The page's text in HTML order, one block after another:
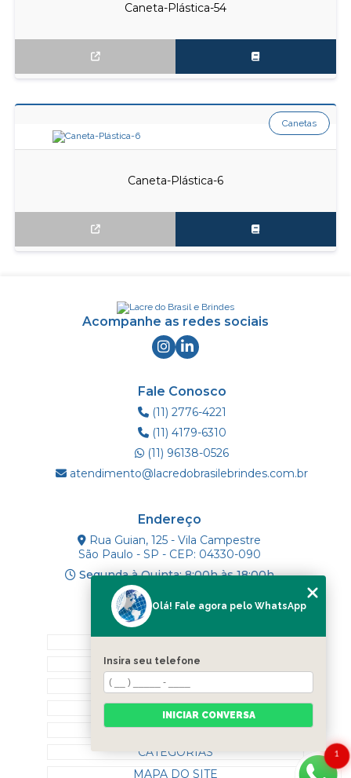
Caneta-Plástica-54
Caneta-Plástica-6
Canetas
Acompanhe as redes sociais
Fale Conosco
(11) 2776-4221
(11) 4179-6310
(11) 96138-0526
atendimento@lacredobrasilebrindes.com.br
Endereço
Rua Guian, 125 - Vila Campestre
São Paulo - SP - CEP: 04330-090
Segunda à Quinta: 8:00h às 18:00h
Mapa do Site
SOBRE NÓS
PRODUTOS
BLOG
CONTATO
CATEGORIAS
MAPA DO SITE
1
Olá! Fale agora pelo WhatsApp
Insira seu telefone
INICIAR CONVERSA